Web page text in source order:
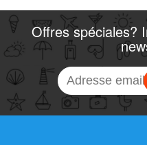
Offres spéciales?